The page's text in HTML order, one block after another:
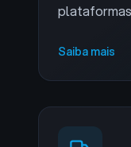
Saiba mais